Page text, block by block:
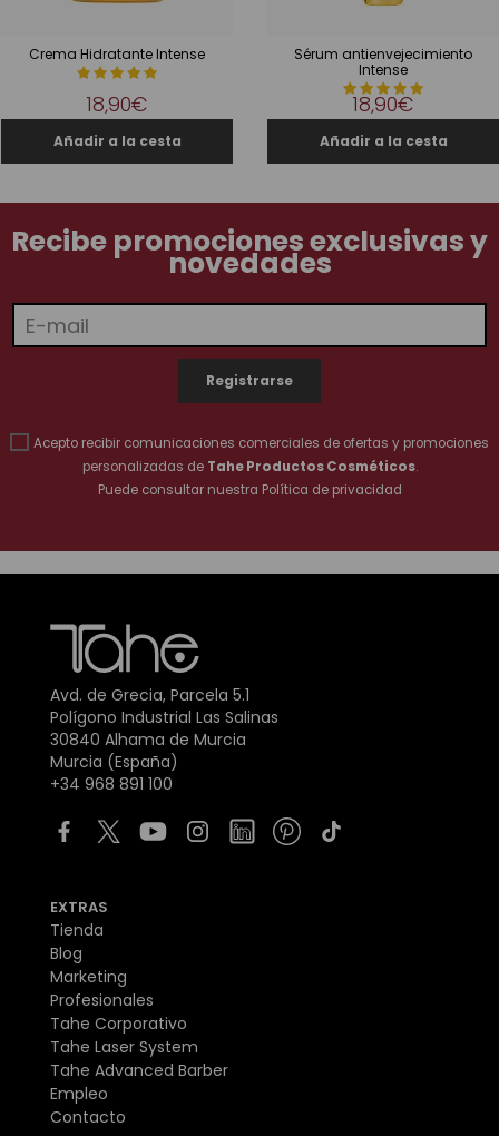
Crema Hidratante Intense
18,90€
Sérum antienvejecimiento
Intense
18,90€
Recibe promociones exclusivas y
novedades
Acepto recibir comunicaciones comerciales de ofertas y promociones
personalizadas de Tahe Productos Cosméticos.
Puede consultar nuestra Política de privacidad
Avd. de Grecia, Parcela 5.1
Polígono Industrial Las Salinas
30840 Alhama de Murcia
Murcia (España)
+34 968 891 100
EXTRAS
Tienda
Blog
Marketing
Profesionales
Tahe Corporativo
Tahe Laser System
Tahe Advanced Barber
Empleo
Contacto